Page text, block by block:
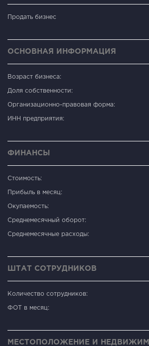
Продать бизнес
ОСНОВНАЯ ИНФОРМАЦИЯ
Возраст бизнеса:
Доля собственности:
Организационно-правовая форма:
ИНН предприятия:
ФИНАНСЫ
Стоимость:
Прибыль в месяц:
Окупаемость:
Среднемесячный оборот:
Среднемесячные расходы:
ШТАТ СОТРУДНИКОВ
Количество сотрудников:
ФОТ в месяц:
МЕСТОПОЛОЖЕНИЕ И